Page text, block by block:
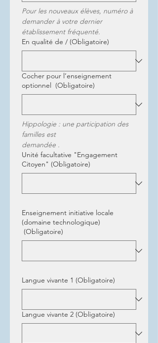
Pour les nouveaux élèves, numéro à
demander à votre dernier
établissement fréquenté.
En qualité de / (Obligatoire)
Cocher pour l’enseignement
optionnel (Obligatoire)
Hippologie : une participation des
familles est
demandée .
Unité facultative "Engagement
Citoyen" (Obligatoire)
Enseignement initiative locale
(domaine technologique)
(Obligatoire)
Langue vivante 1 (Obligatoire)
Langue vivante 2 (Obligatoire)